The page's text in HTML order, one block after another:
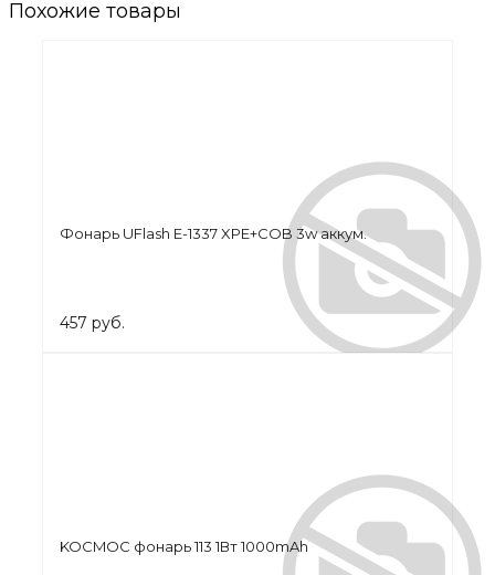
Похожие товары
Фонарь UFlash E-1337 XPE+COB 3w аккум.
457 руб.
KOCMOC фонарь 113 1Вт 1000mAh